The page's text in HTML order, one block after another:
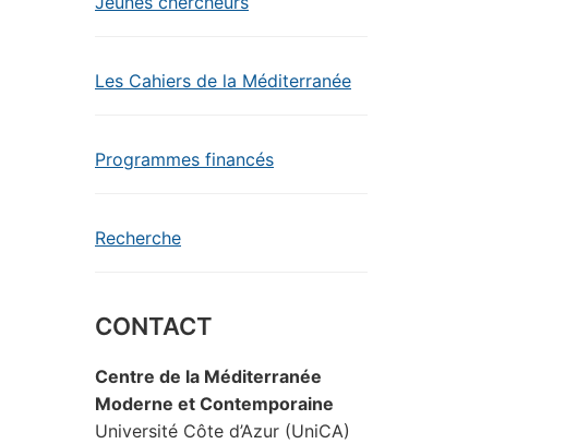
Les Cahiers de la Méditerranée
Programmes financés
Recherche
CONTACT
Centre de la Méditerranée
Moderne et Contemporaine
Université Côte d’Azur (UniCA)